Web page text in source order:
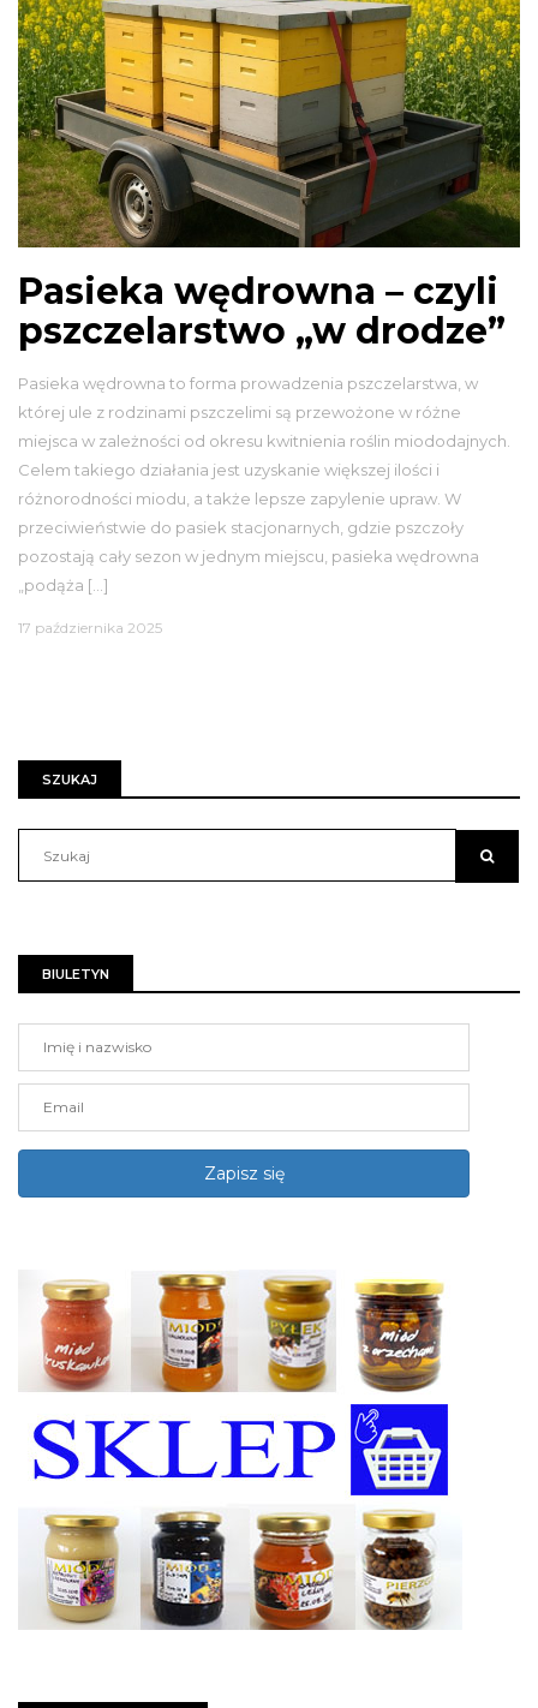
Pasieka wędrowna – czyli
pszczelarstwo „w drodze”
Pasieka wędrowna to forma prowadzenia pszczelarstwa, w
której ule z rodzinami pszczelimi są przewożone w różne
miejsca w zależności od okresu kwitnienia roślin miododajnych.
Celem takiego działania jest uzyskanie większej ilości i
różnorodności miodu, a także lepsze zapylenie upraw. W
przeciwieństwie do pasiek stacjonarnych, gdzie pszczoły
pozostają cały sezon w jednym miejscu, pasieka wędrowna
„podąża […]
17 października 2025
SZUKAJ
BIULETYN